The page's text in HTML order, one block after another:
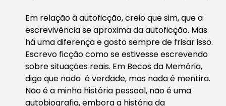
Em relação à autoficção, creio que sim, que a
escrevivência se aproxima da autoficção. Mas
há uma diferença e gosto sempre de frisar isso.
Escrevo ficção como se estivesse escrevendo
sobre situações reais. Em Becos da Memória,
digo que nada é verdade, mas nada é mentira.
Não é a minha história pessoal, não é uma
autobiografia, embora a história da